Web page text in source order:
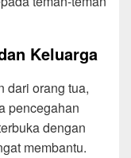
Keluarga
dari orang tua,
pencegahan
dengan
membantu.